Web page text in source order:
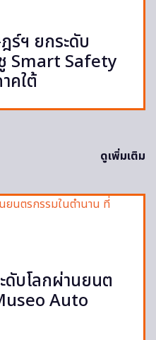
ร์ฯ ยกระดับ
Smart Safety
คใต้
ดูเพิ่มเติม
ดับโลกผ่านยนต
Auto